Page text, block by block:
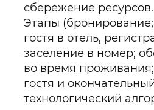
сбережение ресурсов.
Этапы
гостя в отель,
заселение в номер;
во время
гостя и
технологический